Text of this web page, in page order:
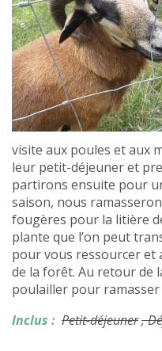
visite aux poules et aux
leur petit-déjeuner et
partirons ensuite pour
saison, nous
fougères pour la litière
plante que l’on peut
pour vous ressourcer et
de la forêt. Au retour de
poulailler pour
Inclus : Petit-déjeuner,